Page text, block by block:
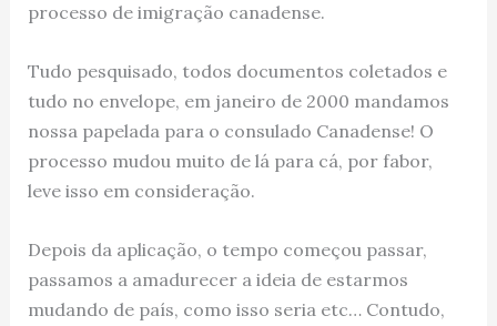
processo de imigração canadense.
Tudo pesquisado, todos documentos coletados e
tudo no envelope, em janeiro de 2000 mandamos
nossa papelada para o consulado Canadense! O
processo mudou muito de lá para cá, por fabor,
leve isso em consideração.
Depois da aplicação, o tempo começou passar,
passamos a amadurecer a ideia de estarmos
mudando de país, como isso seria etc… Contudo,